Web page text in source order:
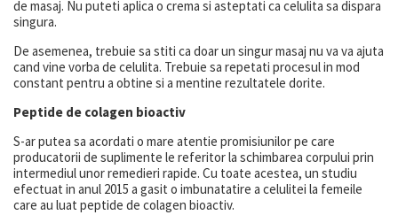
de masaj. Nu puteti aplica o crema si asteptati ca celulita sa dispara
singura.
De asemenea, trebuie sa stiti ca doar un singur masaj nu va va ajuta
cand vine vorba de celulita. Trebuie sa repetati procesul in mod
constant pentru a obtine si a mentine rezultatele dorite.
Peptide de colagen bioactiv
S-ar putea sa acordati o mare atentie promisiunilor pe care
producatorii de suplimente le referitor la schimbarea corpului prin
intermediul unor remedieri rapide. Cu toate acestea, un studiu
efectuat in anul 2015 a gasit o imbunatatire a celulitei la femeile
care au luat peptide de colagen bioactiv.